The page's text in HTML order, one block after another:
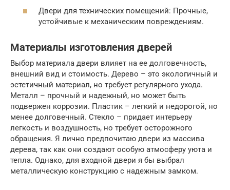
Двери для технических помещений: Прочные,
устойчивые к механическим повреждениям.
Материалы изготовления дверей
Выбор материала двери влияет на ее долговечность,
внешний вид и стоимость. Дерево – это экологичный и
эстетичный материал, но требует регулярного ухода.
Металл – прочный и надежный, но может быть
подвержен коррозии. Пластик – легкий и недорогой, но
менее долговечный. Стекло – придает интерьеру
легкость и воздушность, но требует осторожного
обращения. Я лично предпочитаю двери из массива
дерева, так как они создают особую атмосферу уюта и
тепла. Однако, для входной двери я бы выбрал
металлическую конструкцию с надежным замком.